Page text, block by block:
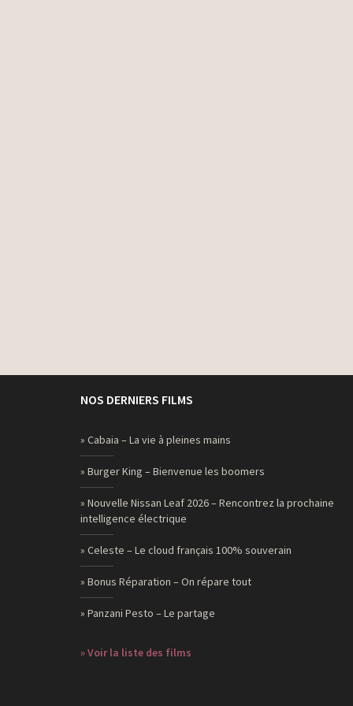
NOS DERNIERS FILMS
» Cabaia – La vie à pleines mains
» Burger King – Bienvenue les boomers
» Nouvelle Nissan Leaf 2026 – Rencontrez la prochaine
intelligence électrique
» Celeste – Le cloud français 100% souverain
» Bonus Réparation – On répare tout
» Panzani Pesto – Le partage
» Voir la liste des films